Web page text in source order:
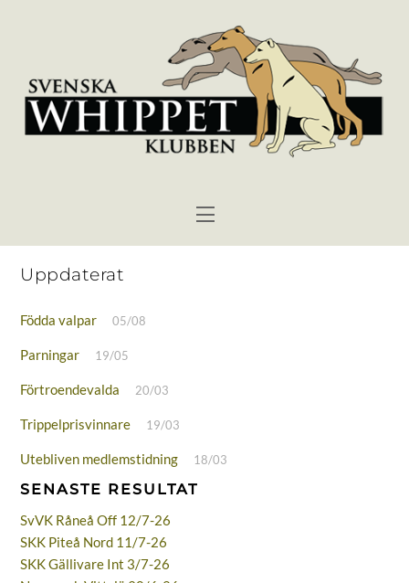
Menu
Uppdaterat
Födda valpar 05/08
Parningar 19/05
Förtroendevalda 20/03
Trippelprisvinnare 19/03
Utebliven medlemstidning 18/03
SENASTE RESULTAT
SvVK Råneå Off 12/7-26
SKK Piteå Nord 11/7-26
SKK Gällivare Int 3/7-26